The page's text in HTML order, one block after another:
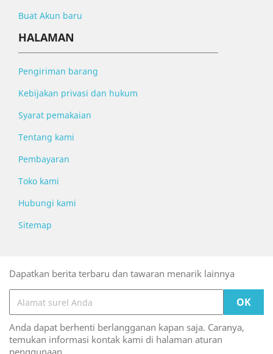
Buat Akun baru
HALAMAN
Pengiriman barang
Kebijakan privasi dan hukum
Syarat pemakaian
Tentang kami
Pembayaran
Toko kami
Hubungi kami
Sitemap
Dapatkan berita terbaru dan tawaran menarik lainnya
Anda dapat berhenti berlangganan kapan saja. Caranya,
temukan informasi kontak kami di halaman aturan
penggunaan.